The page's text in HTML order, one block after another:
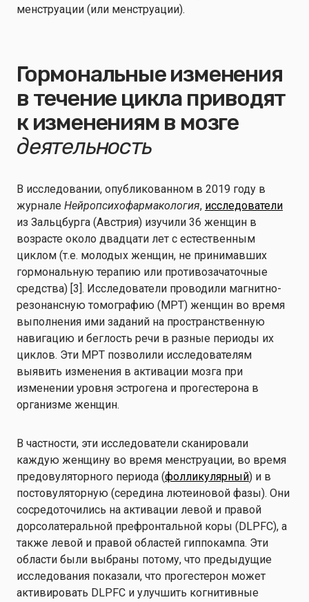
менструации (или менструации).
Гормональные изменения
в течение цикла приводят
к изменениям в мозге
деятельность
В исследовании, опубликованном в 2019 году в
журнале Нейропсихофармакология, исследователи
из Зальцбурга (Австрия) изучили 36 женщин в
возрасте около двадцати лет с естественным
циклом (т.е. молодых женщин, не принимавших
гормональную терапию или противозачаточные
средства) [3]. Исследователи проводили магнитно-
резонансную томографию (МРТ) женщин во время
выполнения ими заданий на пространственную
навигацию и беглость речи в разные периоды их
циклов. Эти МРТ позволили исследователям
выявить изменения в активации мозга при
изменении уровня эстрогена и прогестерона в
организме женщин.
В частности, эти исследователи сканировали
каждую женщину во время менструации, во время
предовуляторного периода (фолликулярный) и в
постовуляторную (середина лютеиновой фазы). Они
сосредоточились на активации левой и правой
дорсолатеральной префронтальной коры (DLPFC), а
также левой и правой областей гиппокампа. Эти
области были выбраны потому, что предыдущие
исследования показали, что прогестерон может
активировать DLPFC и улучшить когнитивные